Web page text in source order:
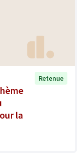
la
Retenue